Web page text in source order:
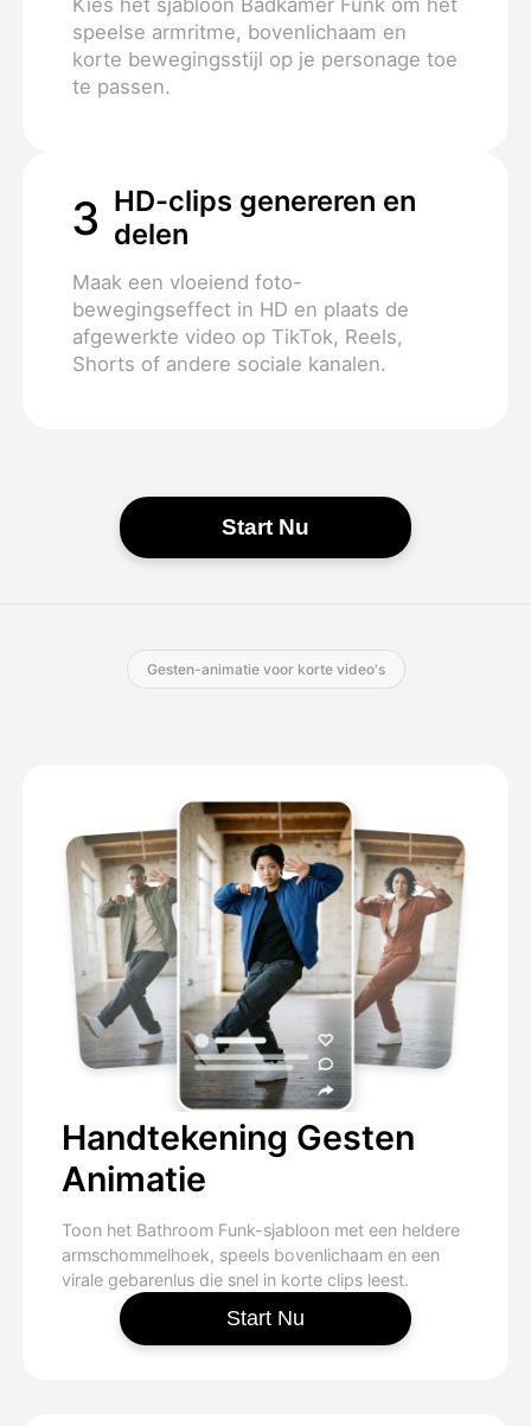
speelse armritme, bovenlichaam en
korte bewegingsstijl op je personage toe
te passen.
3 HD-clips genereren en
delen
Maak een vloeiend foto-
bewegingseffect in HD en plaats de
afgewerkte video op TikTok, Reels,
Shorts of andere sociale kanalen.
Start Nu
Gesten-animatie voor korte video's
Handtekening Gesten
Animatie
Toon het Bathroom Funk-sjabloon met een heldere
armschommelhoek, speels bovenlichaam en een
virale gebarenlus die snel in korte clips leest.
Start Nu